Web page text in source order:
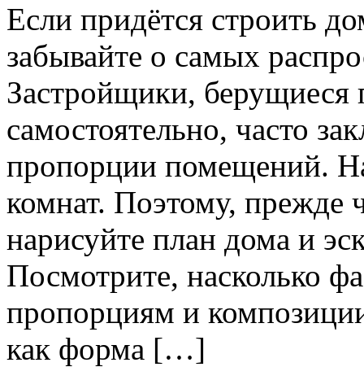
Если придётся строить
забывайте о самых
Застройщики, берущиеся
самостоятельно, часто
пропорции помещений.
комнат. Поэтому, прежде
нарисуйте план дома и
Посмотрите, насколько
пропорциям и
как форма […]